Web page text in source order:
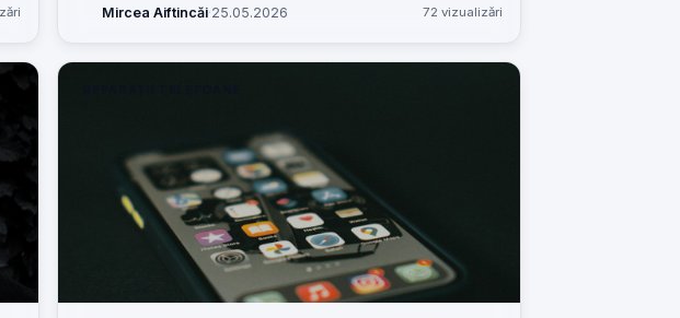
Mircea Aiftincăi·25.05.2026 72 vizualizări